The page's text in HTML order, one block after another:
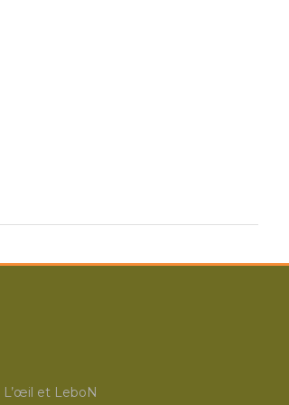
L’œil et LeboN